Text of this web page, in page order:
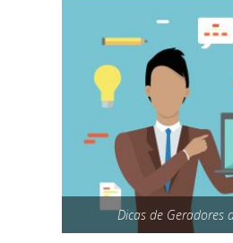
Dicas de Geradores